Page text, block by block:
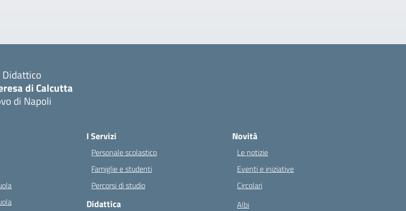
Didattico
di Calcutta
di Napoli
I Servizi
Personale scolastico
Famiglie e studenti
Percorsi di studio
Didattica
Novità
Le notizie
Eventi e iniziative
Circolari
Albi